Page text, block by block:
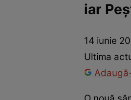
Dragoste și
iar
14 iunie
Ultima